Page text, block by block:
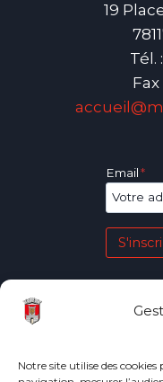
Notre site utilise des
19
Tél.
Fax
Email*